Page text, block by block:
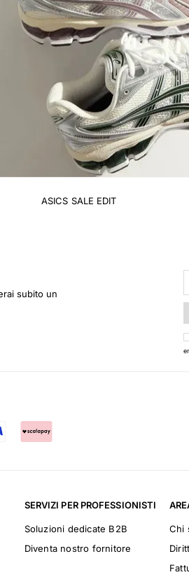
ASICS SALE EDIT
subito un
SERVIZI PER PROFESSIONISTI
Soluzioni dedicate B2B
Diventa nostro fornitore
Chi